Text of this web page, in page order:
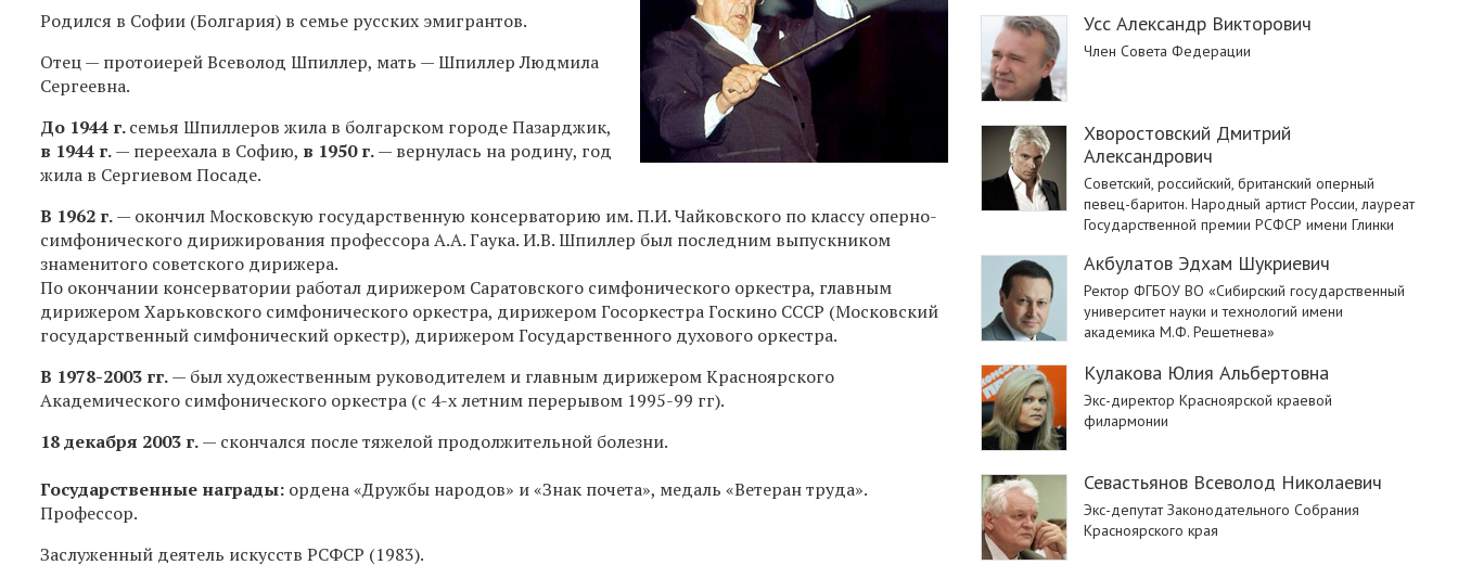
Родился в Софии (Болгария) в семье русских эмигрантов.
Отец — протоиерей Всеволод Шпиллер, мать — Шпиллер Людмила
Сергеевна.
До 1944 г.семья Шпиллеров жила в болгарском городе Пазарджик,
в 1944 г.— переехала в Софию, в 1950 г.— вернулась на родину, год
жила в Сергиевом Посаде.
В 1962 г.— окончил Московскую государственную консерваторию им. П.И. Чайковского по классу оперно-
симфонического дирижирования профессора А.А. Гаука. И.В. Шпиллер был последним выпускником
знаменитого советского дирижера.
По окончании консерватории работал дирижером Саратовского симфонического оркестра, главным
дирижером Харьковского симфонического оркестра, дирижером Госоркестра Госкино СССР (Московский
государственный симфонический оркестр), дирижером Государственного духового оркестра.
В 1978-2003 гг. — был художественным руководителем и главным дирижером Красноярского
Академического симфонического оркестра (с 4-хлетним перерывом 1995-99 гг).
18 декабря 2003 г.— скончался после тяжелой продолжительной болезни.
Государственные награды: ордена «Дружбы народов» и «Знак почета», медаль «Ветеран труда».
Профессор.
Заслуженный деятель искусств РСФСР (1983).
Усс Александр Викторович
Член Совета Федерации
Хворостовский Дмитрий
Александрович
Советский, российский, британский оперный
певец-баритон. Народный артист России, лауреат
Государственной премии РСФСР имени Глинки
Акбулатов Эдхам Шукриевич
Ректор ФГБОУ ВО «Сибирский государственный
университет науки и технологий имени
академика М.Ф. Решетнева»
Кулакова Юлия Альбертовна
Экс-директор Красноярской краевой
филармонии
Севастьянов Всеволод Николаевич
Экс-депутат Законодательного Собрания
Красноярского края